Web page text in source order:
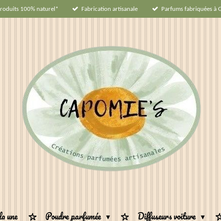
100% naturel* Fabrication artisanale Parfums fabriquées à
une Poudre parfumée
Diffuseurs voiture